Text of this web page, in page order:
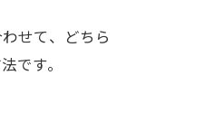
せて、どちら
です。